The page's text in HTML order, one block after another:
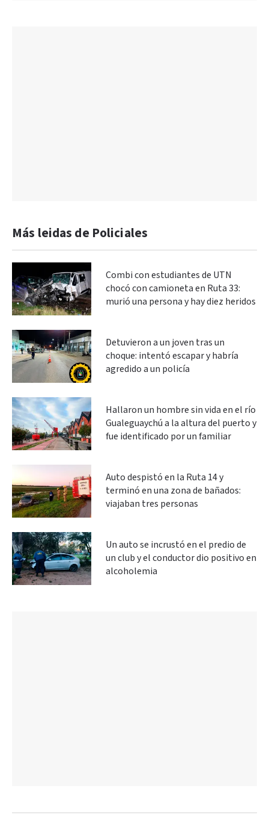
Más leidas de Policiales
Combi con estudiantes de UTN
chocó con camioneta en Ruta 33:
murió una persona y hay diez heridos
Detuvieron a un joven tras un
choque: intentó escapar y habría
agredido a un policía
Hallaron un hombre sin vida en el río
Gualeguaychú a la altura del puerto y
fue identificado por un familiar
Auto despistó en la Ruta 14 y
terminó en una zona de bañados:
viajaban tres personas
Un auto se incrustó en el predio de
un club y el conductor dio positivo en
alcoholemia